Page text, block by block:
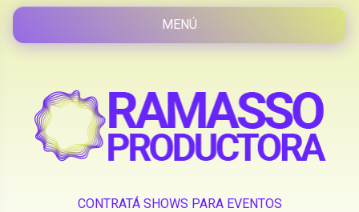
CONTRATÁ SHOWS PARA EVENTOS